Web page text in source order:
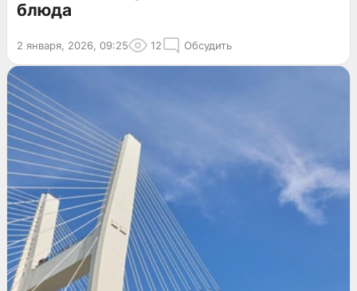
блюда
2 января, 2026, 09:25 12 Обсудить